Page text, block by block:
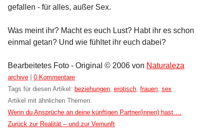
gefallen - für alles, außer Sex.
Was meint ihr? Macht es euch Lust? Habt ihr es schon
einmal getan? Und wie fühltet ihr euch dabei?
Bearbeitetes Foto - Original © 2006 von Naturaleza
Kategorien:
archive | 0 Kommentare
Tags für diesen Artikel: beziehungen erotisch frauen sex
Artikel mit ähnlichen Themen:
Wenn du Ansprüche an deine künftigen Partner(innen) hast …
Zurück zur Realität – und zur Vernunft